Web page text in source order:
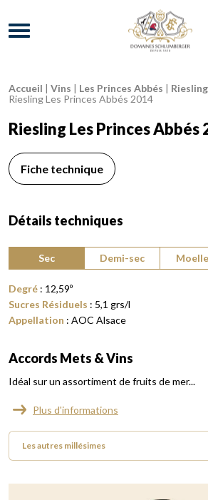
Domaines
Menu
Fil d'Ariane :
Accueil | Vins | Les Princes Abbés |
Riesling Les Princes Abbés 2014
Riesling Les Princes Abbés
Fiche technique
Détails techniques
Sec
Demi-sec
Degré : 12,59º
Sucres Résiduels : 5,1 grs/l
Appellation : AOC Alsace
Accords Mets & Vins
Idéal sur un assortiment de fruits de mer...
Plus d'informations
Les autres millésimes